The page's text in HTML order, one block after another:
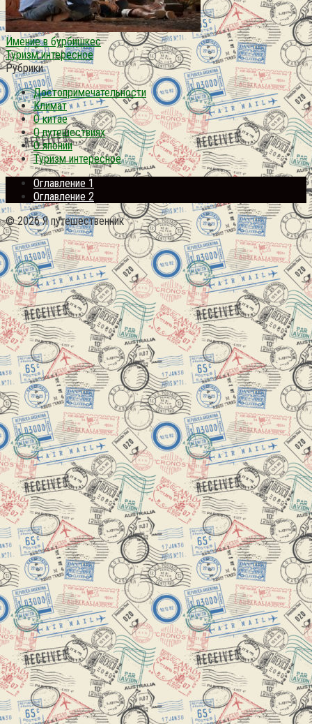
Имение в бурбишкес
Туризм интересное
Рубрики
Достопримечательности
Климат
О китае
О путешествиях
О японии
Туризм интересное
Оглавление 1
Оглавление 2
© 2026 Я путешественник